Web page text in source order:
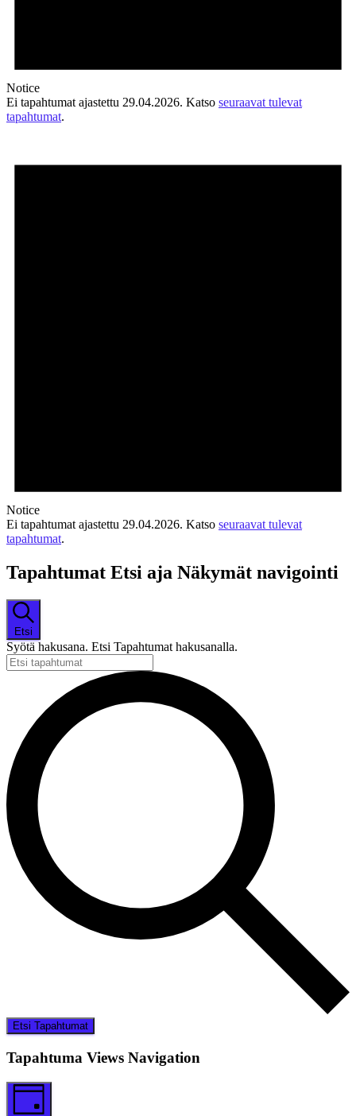
Notice
Ei tapahtumat ajastettu 29.04.2026. Katso seuraavat tulevat
tapahtumat.
Notice
Ei tapahtumat ajastettu 29.04.2026. Katso seuraavat tulevat
tapahtumat.
Tapahtumat Etsi aja Näkymät navigointi
Etsi
Syötä hakusana. Etsi Tapahtumat hakusanalla.
Etsi Tapahtumat
Tapahtuma Views Navigation